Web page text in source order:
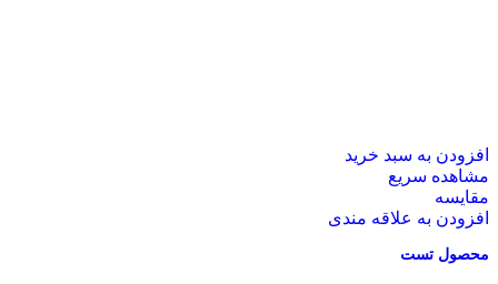
افزودن به سبد خرید
مشاهده سریع
مقایسه
افزودن به علاقه مندی
محصول تست